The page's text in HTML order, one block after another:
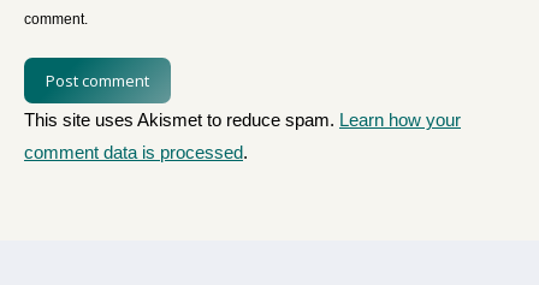
comment.
Post comment
This site uses Akismet to reduce spam. Learn how your
comment data is processed.